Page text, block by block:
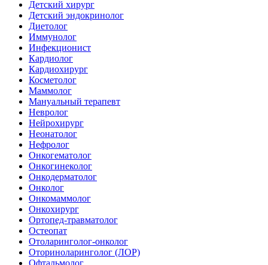
Детский хирург
Детский эндокринолог
Диетолог
Иммунолог
Инфекционист
Кардиолог
Кардиохирург
Косметолог
Маммолог
Мануальный терапевт
Невролог
Нейрохирург
Неонатолог
Нефролог
Онкогематолог
Онкогинеколог
Онкодерматолог
Онколог
Онкомаммолог
Онкохирург
Ортопед-травматолог
Остеопат
Отоларинголог-онколог
Оториноларинголог (ЛОР)